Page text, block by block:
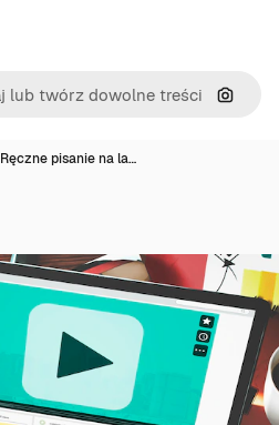
Szukaj
Ręczne pisanie na la…